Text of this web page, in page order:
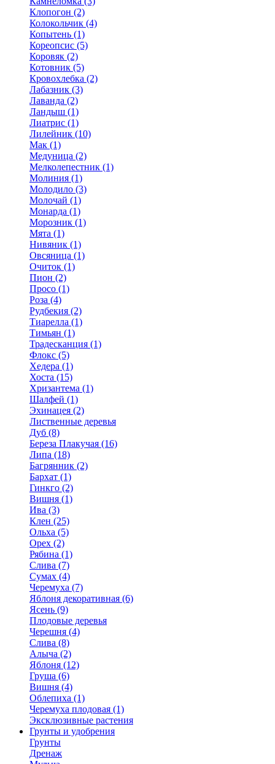
Клопогон (2)
Колокольчик (4)
Копытень (1)
Кореопсис (5)
Коровяк (2)
Котовник (5)
Кровохлебка (2)
Лабазник (3)
Лаванда (2)
Ландыш (1)
Лиатрис (1)
Лилейник (10)
Мак (1)
Медуница (2)
Мелколепестник (1)
Молиния (1)
Молодило (3)
Молочай (1)
Монарда (1)
Морозник (1)
Мята (1)
Нивяник (1)
Овсяница (1)
Очиток (1)
Пион (2)
Просо (1)
Роза (4)
Рудбекия (2)
Тиарелла (1)
Тимьян (1)
Традесканция (1)
Флокс (5)
Хедера (1)
Хоста (15)
Хризантема (1)
Шалфей (1)
Эхинацея (2)
Лиственные деревья
Дуб (8)
Береза Плакучая (16)
Липа (18)
Багрянник (2)
Бархат (1)
Гинкго (2)
Вишня (1)
Ива (3)
Клен (25)
Ольха (5)
Орех (2)
Рябина (1)
Слива (7)
Сумах (4)
Черемуха (7)
Яблоня декоративная (6)
Ясень (9)
Плодовые деревья
Черешня (4)
Слива (8)
Алыча (2)
Яблоня (12)
Груша (6)
Вишня (4)
Облепиха (1)
Черемуха плодовая (1)
Эксклюзивные растения
Грунты и удобрения
Грунты
Дренаж